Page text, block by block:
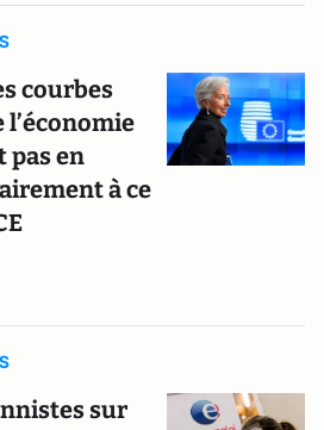
courbes
pas en
à ce
sur